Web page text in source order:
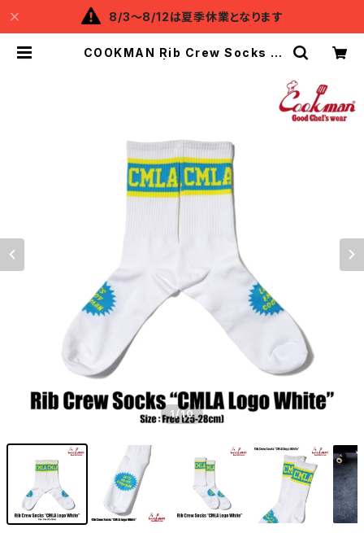
8/3～8/12は夏季休業となります
COOKMAN Rib Crew Socks C
1/10